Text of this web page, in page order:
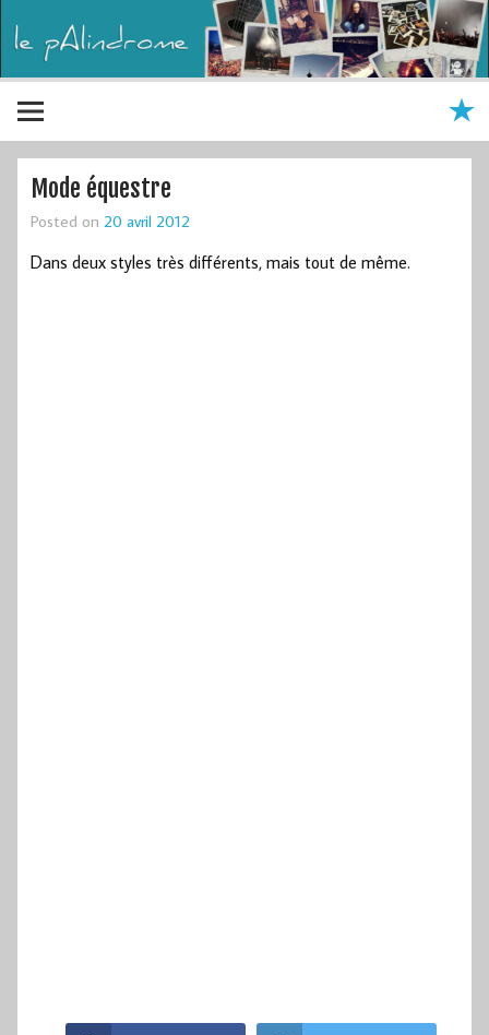
Mode équestre
Posted on 20 avril 2012
Dans deux styles très différents, mais tout de même.